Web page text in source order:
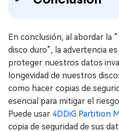
En conclusión, al abordar la
disco duro”, la advertencia
proteger nuestros datos
longevidad de nuestros
como hacer copias de
esencial para mitigar el
Puede usar 4DDiG Partition
copia de seguridad de sus